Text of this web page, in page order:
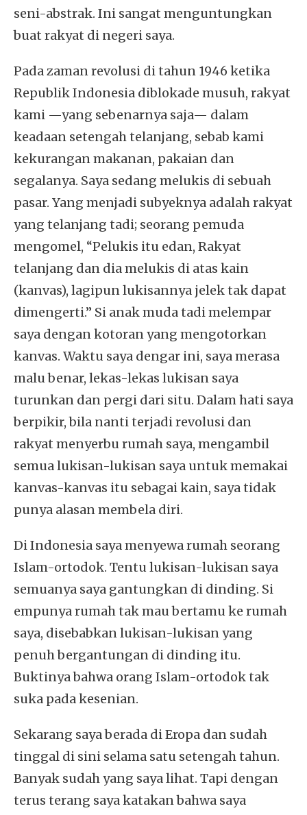
seni-abstrak. Ini sangat menguntungkan
buat rakyat di negeri saya.
Pada zaman revolusi di tahun 1946 ketika
Republik Indonesia diblokade musuh, rakyat
kami —yang sebenarnya saja— dalam
keadaan setengah telanjang, sebab kami
kekurangan makanan, pakaian dan
segalanya. Saya sedang melukis di sebuah
pasar. Yang menjadi subyeknya adalah rakyat
yang telanjang tadi; seorang pemuda
mengomel, “Pelukis itu edan, Rakyat
telanjang dan dia melukis di atas kain
(kanvas), lagipun lukisannya jelek tak dapat
dimengerti.” Si anak muda tadi melempar
saya dengan kotoran yang mengotorkan
kanvas. Waktu saya dengar ini, saya merasa
malu benar, lekas-lekas lukisan saya
turunkan dan pergi dari situ. Dalam hati saya
berpikir, bila nanti terjadi revolusi dan
rakyat menyerbu rumah saya, mengambil
semua lukisan-lukisan saya untuk memakai
kanvas-kanvas itu sebagai kain, saya tidak
punya alasan membela diri.
Di Indonesia saya menyewa rumah seorang
Islam-ortodok. Tentu lukisan-lukisan saya
semuanya saya gantungkan di dinding. Si
empunya rumah tak mau bertamu ke rumah
saya, disebabkan lukisan-lukisan yang
penuh bergantungan di dinding itu.
Buktinya bahwa orang Islam-ortodok tak
suka pada kesenian.
Sekarang saya berada di Eropa dan sudah
tinggal di sini selama satu setengah tahun.
Banyak sudah yang saya lihat. Tapi dengan
terus terang saya katakan bahwa saya